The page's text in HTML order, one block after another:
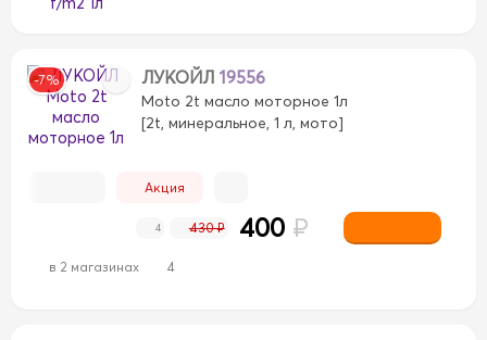
-7% ЛУКОЙЛ 19556
Moto 2t масло моторное 1л
[2t, минеральное, 1 л, мото]
Акция
в 2 магазинах 4
4 430 ₽ 400 ₽